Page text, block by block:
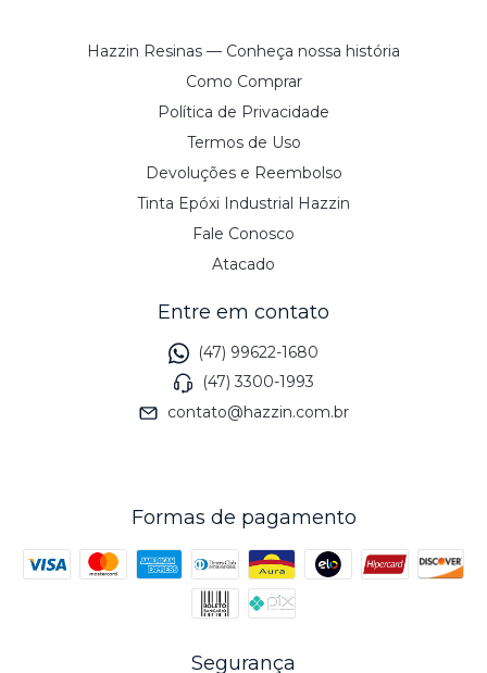
Hazzin Resinas — Conheça nossa história
Como Comprar
Política de Privacidade
Termos de Uso
Devoluções e Reembolso
Tinta Epóxi Industrial Hazzin
Fale Conosco
Atacado
Entre em contato
(47) 99622-1680
(47) 3300-1993
contato@hazzin.com.br
Formas de pagamento
Segurança